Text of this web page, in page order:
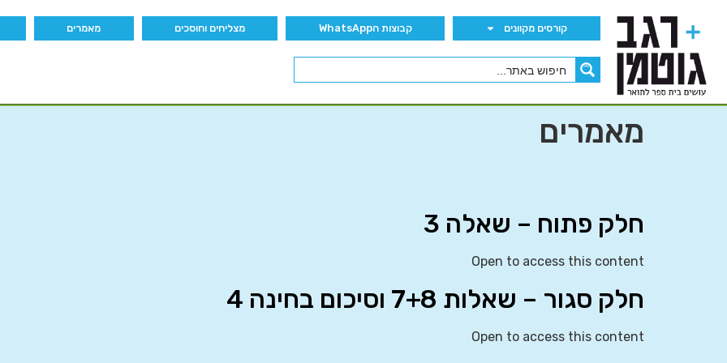
קורסים מקוונים קבוצות הWhatsApp מצליחים וחוסכים מאמרים
מאמרים
חלק פתוח – שאלה 3
Open to access this content
חלק סגור – שאלות 7+8 וסיכום בחינה 4
Open to access this content